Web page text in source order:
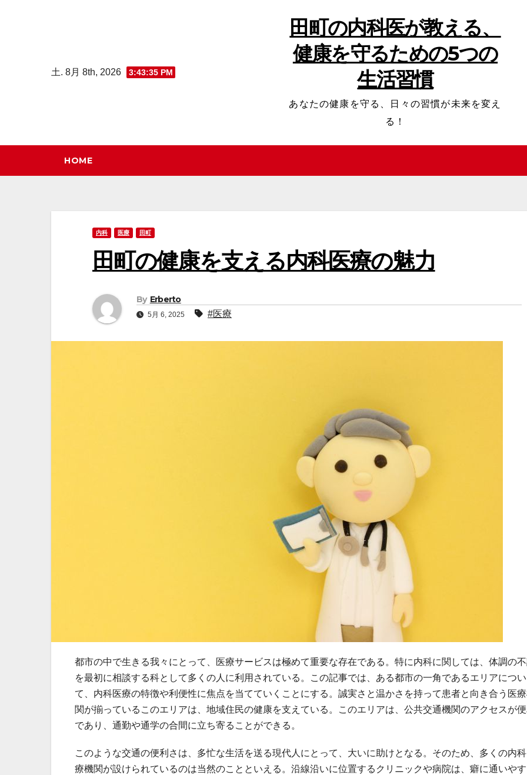
土. 8月 8th, 2026 3:43:36 PM
田町の内科医が教える、
健康を守るための5つの
生活習慣
あなたの健康を守る、日々の習慣が未来を変え
る！
HOME
内科 医療 田町
田町の健康を支える内科医療の魅力
By Erberto
5月 6, 2025 #医療
都市の中で生きる我々にとって、医療サービスは極めて重要な存在である。 特に内科に関しては、体調の
を最初に相談する科として多くの人に利用されている。この記事では、ある都市の一角であるエリアについ
て、内科医療の特徴や利便性に焦点を当てていくことにする。誠実さと温かさを持って患者と向き合う医
関が揃っているこのエリアは、地域住民の健康を支えている。このエリアは、公共交通機関のアクセスが
であり、通勤や通学の合間に立ち寄ることができる。
このような交通の便利さは、多忙な生活を送る現代人にとって、大いに助けとなる。そのため、多くの内
療機関が設けられているのは当然のことといえる。沿線沿いに位置するクリニックや病院は、癖に通いやす